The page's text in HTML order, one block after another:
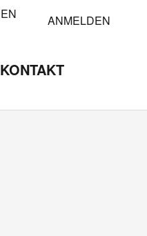
EN ANMELDEN
KONTAKT